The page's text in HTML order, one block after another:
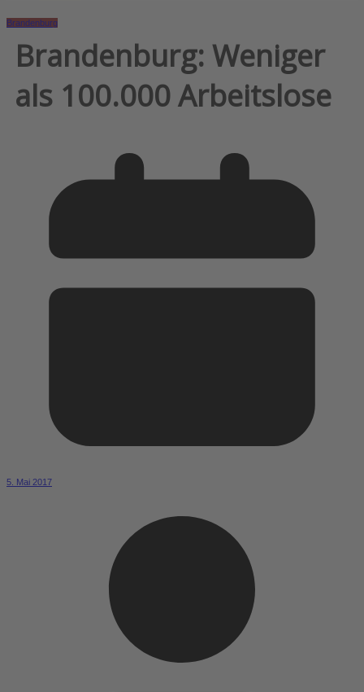
Brandenburg
Brandenburg: Weniger
als 100.000 Arbeitslose
5. Mai 2017